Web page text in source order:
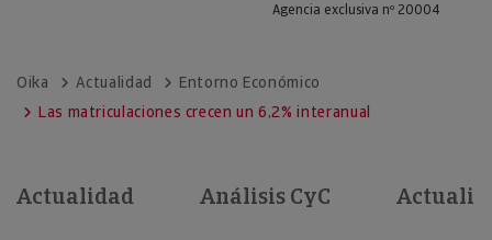
Agencia exclusiva nº 20004
Oika Actualidad
Entorno Económico
Las matriculaciones crecen un 6,2% interanual
Actualidad Análisis CyC